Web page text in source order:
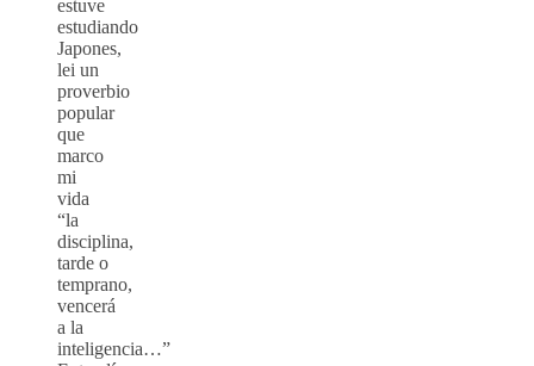
estuve
estudiando
Japones,
lei un
proverbio
popular
que
marco
mi
vida
“la
disciplina,
tarde o
temprano,
vencerá
a la
inteligencia…”